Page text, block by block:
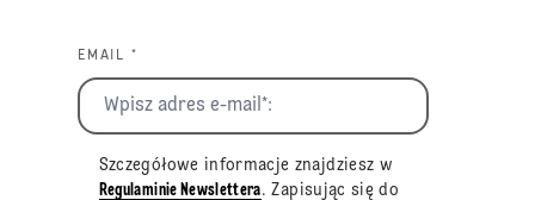
EMAIL *
Szczegółowe informacje znajdziesz w
Regulaminie Newslettera. Zapisując się do